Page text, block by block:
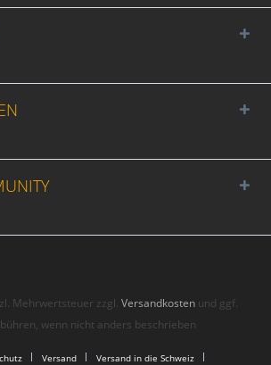
Mehrwertsteuer zzgl.Versandkosten und ggf.
wenn nicht anders beschrieben
Versand Versand in die Schweiz